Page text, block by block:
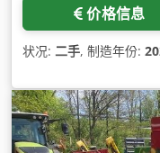
价格信息
状况: 二手, 制造年份: